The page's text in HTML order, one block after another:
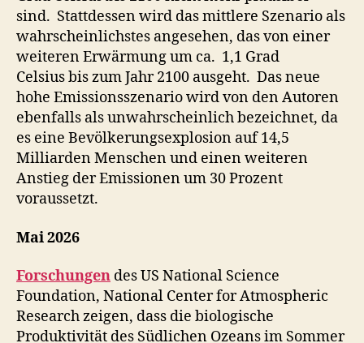
sind. Stattdessen wird das mittlere Szenario als
wahrscheinlichstes angesehen, das von einer
weiteren Erwärmung um ca. 1,1 Grad
Celsius bis zum Jahr 2100 ausgeht. Das neue
hohe Emissionsszenario wird von den Autoren
ebenfalls als unwahrscheinlich bezeichnet, da
es eine Bevölkerungsexplosion auf 14,5
Milliarden Menschen und einen weiteren
Anstieg der Emissionen um 30 Prozent
voraussetzt.
Mai 2026
Forschungen des US National Science
Foundation, National Center for Atmospheric
Research zeigen, dass die biologische
Produktivität des Südlichen Ozeans im Sommer